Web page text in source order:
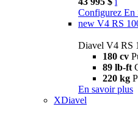
Configurez En
new V4 RS
Diavel V4 RS
180 cv
89 lb-ft
220 kg
En savoir plus
XDiavel